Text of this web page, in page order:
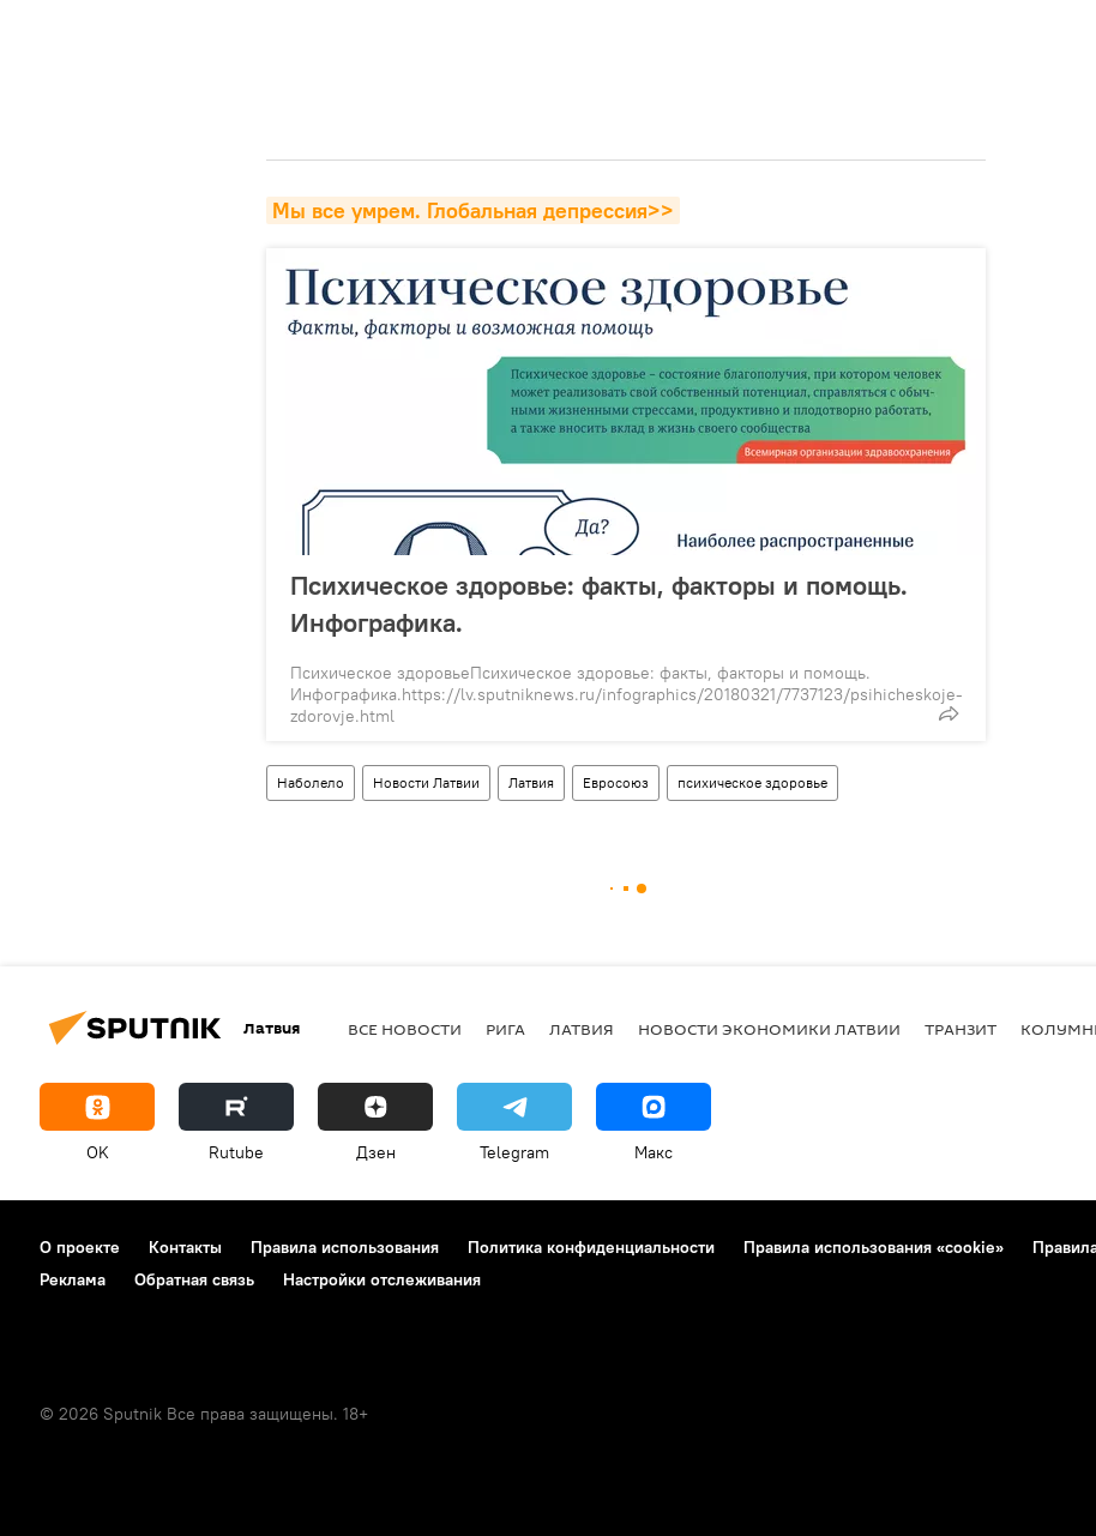
Мы все умрем. Глобальная депрессия>>
Психическое здоровье: факты, факторы и помощь.
Инфографика.
Психическое здоровьеПсихическое здоровье: факты, факторы и помощь.
Инфографика.https://lv.sputniknews.ru/infographics/20180321/7737123/psihicheskoje-
zdorovje.html
Наболело Новости Латвии Латвия Евросоюз психическое здоровье
Латвия ВСЕ НОВОСТИ РИГА ЛАТВИЯ НОВОСТИ ЭКОНОМИКИ ЛАТВИИ ТРАНЗИТ
OK Rutube Дзен Telegram Макс
О проекте Контакты Правила использования Политика конфиденциальности Правила использования «cookie»
Реклама
Обратная связь Настройки отслеживания
© 2026 Sputnik Все права защищены. 18+